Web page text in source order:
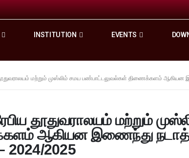
INSTITUTION EVENTS
மற்றும் முஸ்லிம் சமய பண்பாட்டலுவல்கள் திணைக்களம் ஆகியன
தூதுவராலயம் மற்றும்
ஆகியன இணைந்து
2025